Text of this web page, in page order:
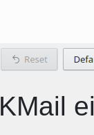
KMail